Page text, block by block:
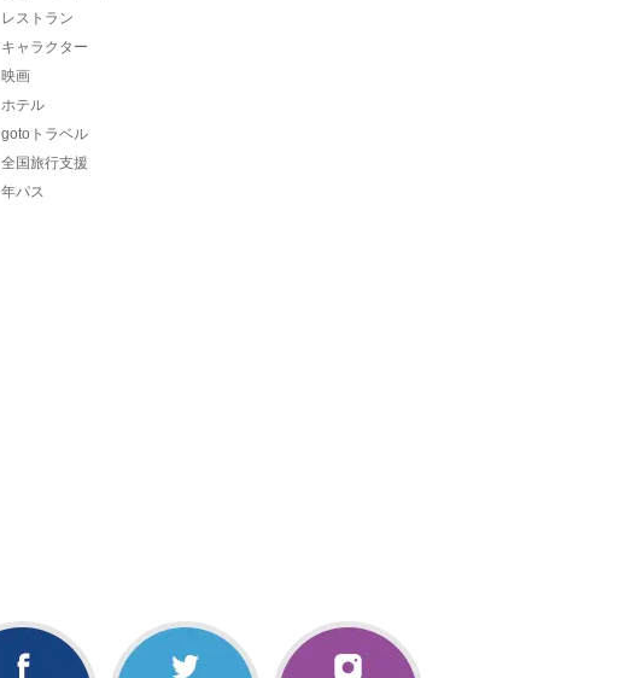
レストラン
キャラクター
映画
ホテル
gotoトラベル
全国旅行支援
年パス